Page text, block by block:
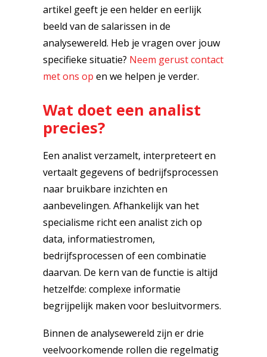
artikel geeft je een helder en eerlijk
beeld van de salarissen in de
analysewereld. Heb je vragen over jouw
specifieke situatie? Neem gerust contact
met ons op en we helpen je verder.
Wat doet een analist
precies?
Een analist verzamelt, interpreteert en
vertaalt gegevens of bedrijfsprocessen
naar bruikbare inzichten en
aanbevelingen. Afhankelijk van het
specialisme richt een analist zich op
data, informatiestromen,
bedrijfsprocessen of een combinatie
daarvan. De kern van de functie is altijd
hetzelfde: complexe informatie
begrijpelijk maken voor besluitvormers.
Binnen de analysewereld zijn er drie
veelvoorkomende rollen die regelmatig